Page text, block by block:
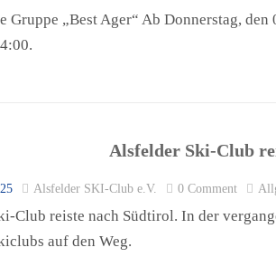
Gruppe „Best Ager“ Ab Donnerstag,
Alsfelder Ski-Club
Alsfelder SKI-Club e.V. 0 Comment
Club reiste nach Südtirol. In der
auf den Weg.